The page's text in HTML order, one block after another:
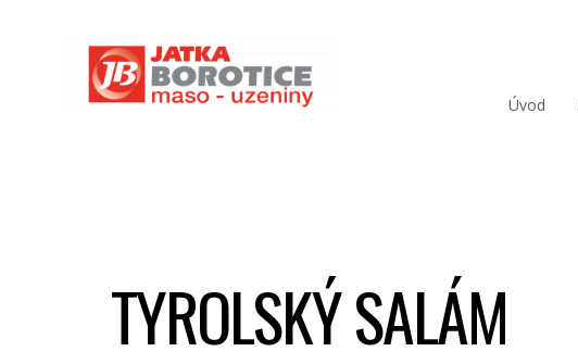
Úvod
TYROLSKÝ SALÁM